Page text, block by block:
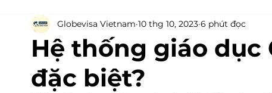
Vanuatu Hungary Thái Lan UAE
Nauru Tây Ban Nha
Hệ thống giáo dục
đặc biệt?
Globevisa Vietnam 10 thg 10, 2023 6 phút đọc